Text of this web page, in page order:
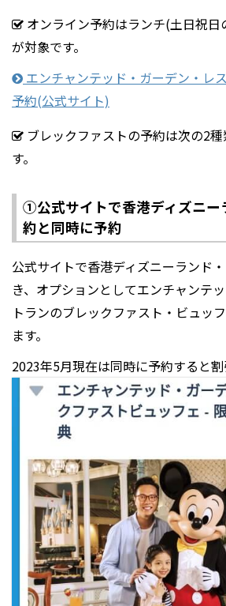
オンライン予約はランチ(土日祝日
が対象です。
エンチャンテッド・ガーデン・レ
予約(公式サイト)
ブレックファストの予約は次の2
す。
①公式サイトで香港ディズニー
約と同時に予約
公式サイトで香港ディズニーランド
き、オプションとしてエンチャンテ
トランのブレックファスト・ビュッ
ます。
2023年5月現在は同時に予約すると割